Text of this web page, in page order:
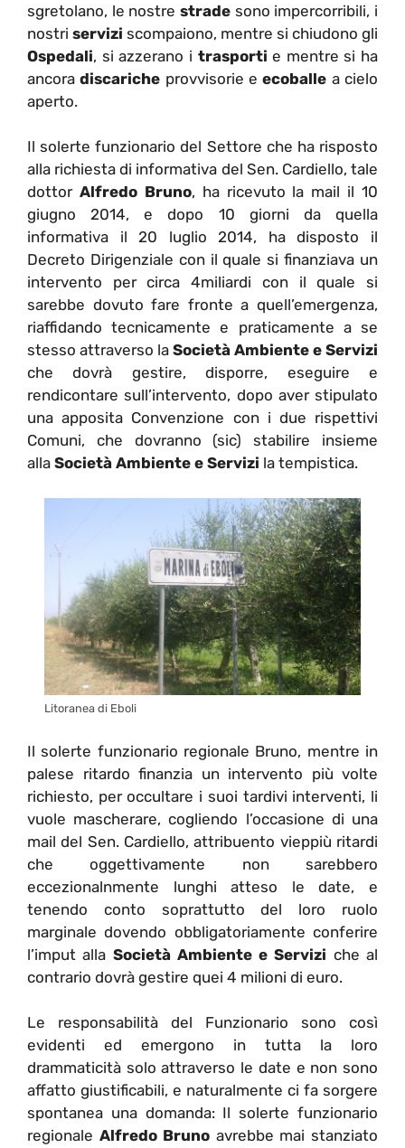
sgretolano, le nostre strade sono impercorribili, i
nostri servizi scompaiono, mentre si chiudono gli
Ospedali, si azzerano i trasporti e mentre si ha
ancoradiscariche provvisorie e ecoballe a cielo
aperto.
Il solerte funzionario del Settore che ha risposto
alla richiesta di informativa del Sen. Cardiello, tale
dottor Alfredo Bruno, ha ricevuto la mail il 10
giugno 2014, e dopo 10 giorni da quella
informativa il 20 luglio 2014, ha disposto il
Decreto Dirigenziale con il quale si finanziava un
intervento per circa 4miliardi con il quale si
sarebbe dovuto fare fronte a quell’emergenza,
riaffidando tecnicamente e praticamente a se
stesso attraverso la Società Ambiente e Servizi
che dovrà gestire, disporre, eseguire e
rendicontare sull’intervento, dopo aver stipulato
una apposita Convenzione con i due rispettivi
Comuni, che dovranno (sic) stabilire insieme
alla Società Ambiente e Servizi la tempistica.
Litoranea di Eboli
Il solerte funzionario regionale Bruno, mentre in
palese ritardo finanzia un intervento più volte
richiesto, per occultare i suoi tardivi interventi, li
vuole mascherare, cogliendo l’occasione di una
mail del Sen. Cardiello, attribuento vieppiù ritardi
che oggettivamente non sarebbero
eccezionalnmente lunghi atteso le date, e
tenendo conto soprattutto del loro ruolo
marginale dovendo obbligatoriamente conferire
l’imput alla Società Ambiente e Servizi che al
contrario dovrà gestire quei 4 milioni di euro.
Le responsabilità del Funzionario sono così
evidenti ed emergono in tutta la loro
drammaticità solo attraverso le date e non sono
affatto giustificabili, e naturalmente ci fa sorgere
spontanea una domanda: Il solerte funzionario
regionale Alfredo Bruno avrebbe mai stanziato